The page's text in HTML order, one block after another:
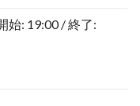
始: 19:00 / 終了: